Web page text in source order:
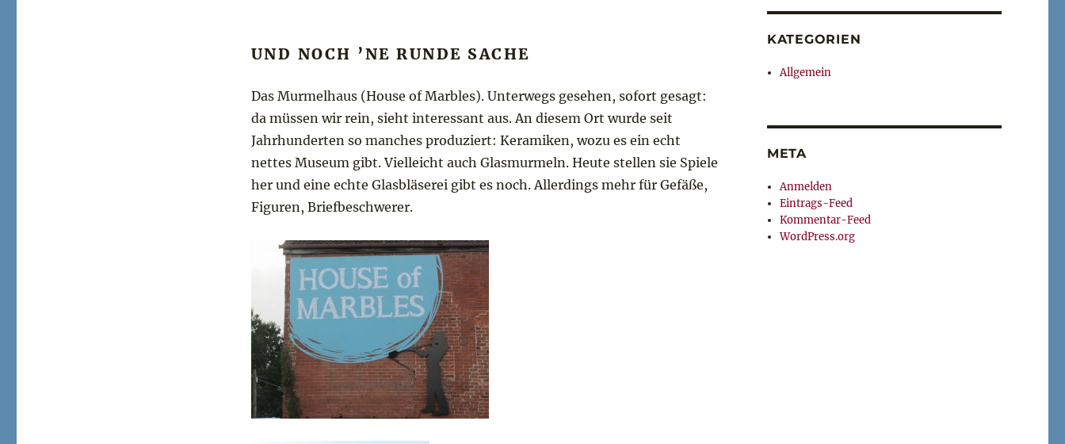
UND NOCH ’NE RUNDE SACHE
Das Murmelhaus (House of Marbles). Unterwegs gesehen, sofort gesagt:
da müssen wir rein, sieht interessant aus. An diesem Ort wurde seit
Jahrhunderten so manches produziert: Keramiken, wozu es ein echt
nettes Museum gibt. Vielleicht auch Glasmurmeln. Heute stellen sie Spiele
her und eine echte Glasbläserei gibt es noch. Allerdings mehr für Gefäße,
Figuren, Briefbeschwerer.
KATEGORIEN
Allgemein
META
Anmelden
Eintrags-Feed
Kommentar-Feed
WordPress.org